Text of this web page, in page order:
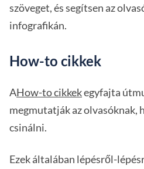
szöveget, és segítsen az
infografikán.
How-to cikkek
AHow-to cikkekegyfajta
megmutatják az olvasóknak,
csinálni.
Ezek általában lépésről-